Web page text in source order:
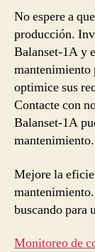
No espere a
producción.
Balanset-1A y
mantenimiento
optimice sus
Contacte con
Balanset-1A
mantenimiento.
Mejore la
buscando para
Monitoreo de